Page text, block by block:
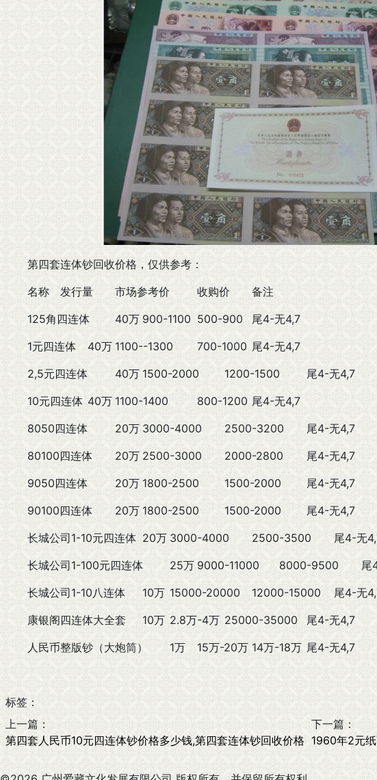
第四套连体钞回收价格，仅供参考：
名称
发行量 市场参考价 收购价
备注
125角四连体
40万 900-1100 500-900
尾4-无4,7
1元四连体
40万 1100--1300 700-1000 尾4-无4,7
2,5元四连体
40万 1500-2000 1200-1500
尾4-无4,7
10元四连体 40万 1100-1400 800-1200 尾4-无4,7
8050四连体
20万 3000-4000 2500-3200
尾4-无4,7
80100四连体
20万 2500-3000 2000-2800
尾4-无4,7
9050四连体
20万 1800-2500 1500-2000
尾4-无4,7
90100四连体
20万 1800-2500 1500-2000
尾4-无4,7
长城公司1-10元四连体 20万 3000-4000 2500-3500
尾4-无
长城公司1-100元四连体
25万 9000-11000 8000-9500
尾
长城公司1-10八连体
10万 15000-20000 12000-15000
尾4-无
康银阁四连体大全套
10万 2.8万-4万 25000-35000
尾4-无4,7
人民币整版钞（大炮筒）
1万 15万-20万 14万-18万 尾4-无4,7
标签：
上一篇：
第四套人民币10元四连体钞价格多少钱,第四套连体钞回收价格
下一篇：
1960年2元